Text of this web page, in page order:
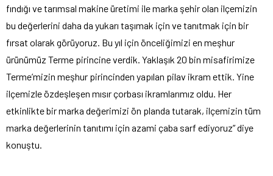
fındığı ve tarımsal makine üretimi ile marka şehir olan ilçemizin
bu değerlerini daha da yukarı taşımak için ve tanıtmak için bir
fırsat olarak görüyoruz. Bu yıl için önceliğimizi en meşhur
ürünümüz Terme pirincine verdik. Yaklaşık 20 bin misafirimize
Terme’mizin meşhur pirincinden yapılan pilav ikram ettik. Yine
ilçemizle özdeşleşen mısır çorbası ikramlarımız oldu. Her
etkinlikte bir marka değerimizi ön planda tutarak, ilçemizin tüm
marka değerlerinin tanıtımı için azami çaba sarf ediyoruz” diye
konuştu.